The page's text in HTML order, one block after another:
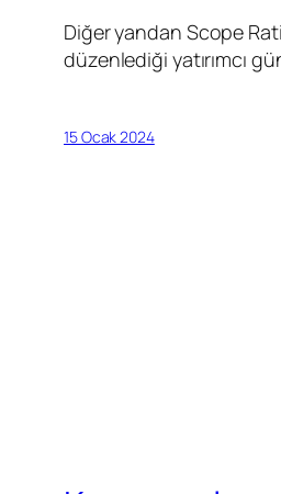
Diğer yandan Scope
düzenlediği yatırımcı
15 Ocak 2024